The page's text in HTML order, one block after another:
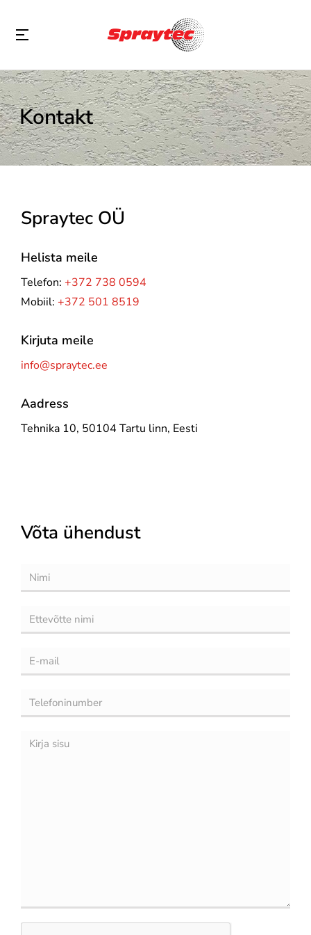
Kontakt
Spraytec OÜ
Helista meile
Telefon: +372 738 0594
Mobiil: +372 501 8519
Kirjuta meile
info@spraytec.ee
Aadress
Tehnika 10, 50104 Tartu linn, Eesti
Võta ühendust